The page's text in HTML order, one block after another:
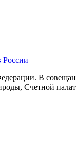
России
В
Счетной